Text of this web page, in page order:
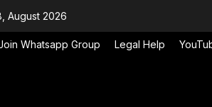
August 2026
Whatsapp Group Legal Help